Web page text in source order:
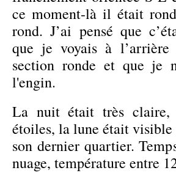
ce moment-là il était
rond. J’ai pensé que
que je voyais à
section ronde et que je
l'engin.
La nuit était très claire,
étoiles, la lune était
son dernier quartier.
nuage, température entre